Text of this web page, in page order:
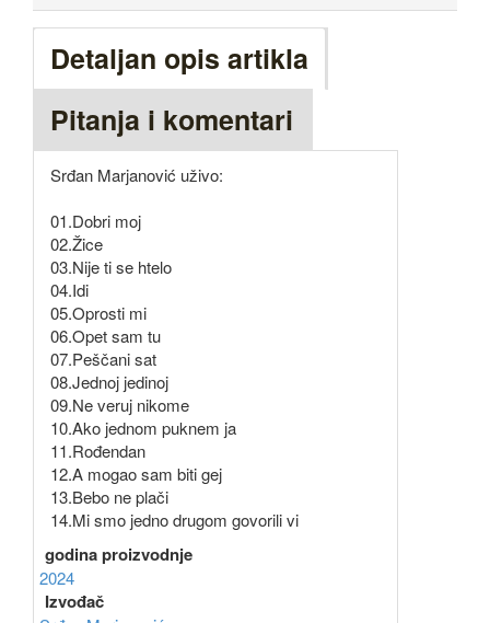
Detaljan opis artikla
Pitanja i komentari
Srđan Marjanović uživo:
01.Dobri moj
02.Žice
03.Nije ti se htelo
04.Idi
05.Oprosti mi
06.Opet sam tu
07.Peščani sat
08.Jednoj jedinoj
09.Ne veruj nikome
10.Ako jednom puknem ja
11.Rođendan
12.A mogao sam biti gej
13.Bebo ne plači
14.Mi smo jedno drugom govorili vi
godina proizvodnje
2024
Izvođač